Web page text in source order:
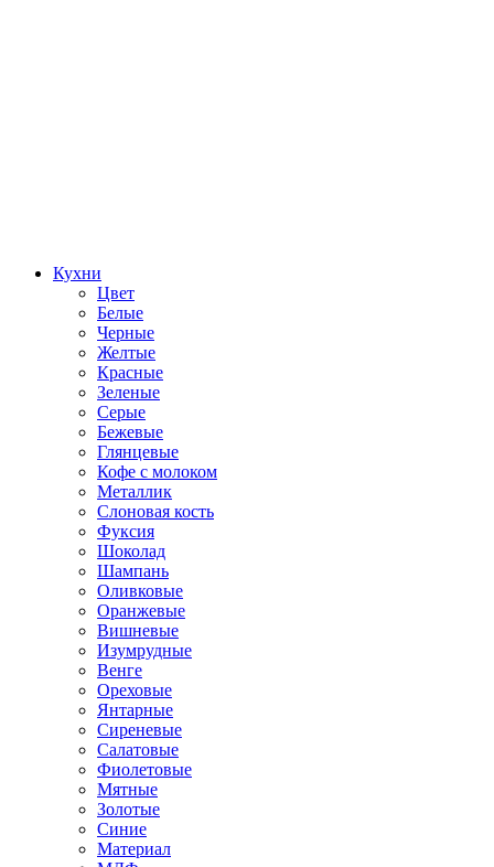
Кухни
Цвет
Белые
Черные
Желтые
Красные
Зеленые
Серые
Бежевые
Глянцевые
Кофе с молоком
Металлик
Слоновая кость
Фуксия
Шоколад
Шампань
Оливковые
Оранжевые
Вишневые
Изумрудные
Венге
Ореховые
Янтарные
Сиреневые
Салатовые
Фиолетовые
Мятные
Золотые
Синие
Материал